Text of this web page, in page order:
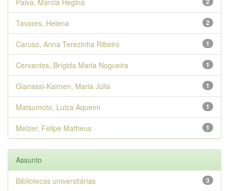
Paiva, Márcia Regina
2
Tavares, Helena
1
Caruso, Anna Terezinha Ribeiro
1
Cervantes, Brígida Maria Nogueira
1
Gianassi-Kaimen, Maria Júlia
1
Matsumoto, Luiza Aquemi
1
Melzer, Felipe Matheus
Assunto
3
Bibliotecas universitárias